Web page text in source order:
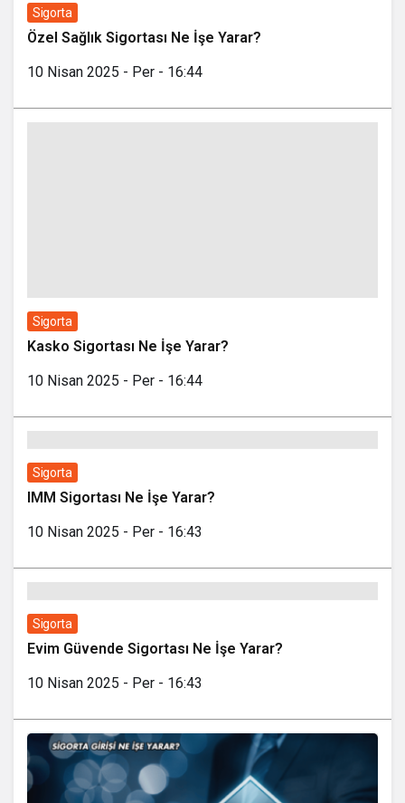
Sigorta
Özel Sağlık Sigortası Ne İşe Yarar?
10 Nisan 2025 - Per - 16:44
Sigorta
Kasko Sigortası Ne İşe Yarar?
10 Nisan 2025 - Per - 16:44
Sigorta
IMM Sigortası Ne İşe Yarar?
10 Nisan 2025 - Per - 16:43
Sigorta
Evim Güvende Sigortası Ne İşe Yarar?
10 Nisan 2025 - Per - 16:43